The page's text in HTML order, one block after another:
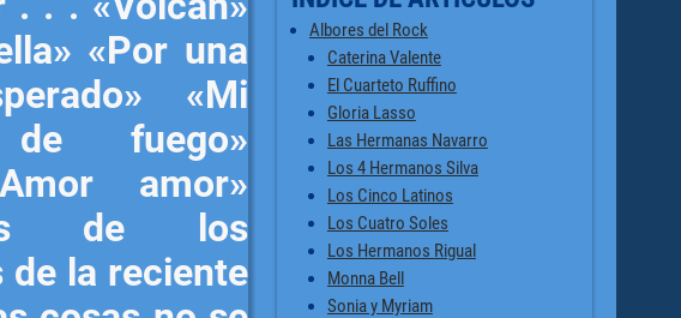
«Por una
«Mi
fuego»
amor»
de los
la reciente
Albores del Rock
Caterina Valente
El Cuarteto Ruffino
Gloria Lasso
Las Hermanas Navarro
Los 4 Hermanos Silva
Los Cinco Latinos
Los Cuatro Soles
Los Hermanos Rigual
Monna Bell
Sonia y Myriam